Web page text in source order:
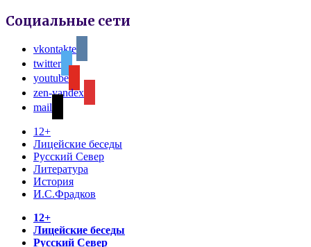
Социальные сети
vkontakte
twitter
youtube
zen-yandex
mail
12+
Лицейские беседы
Русский Север
Литература
История
И.С.Фрадков
12+
Лицейские беседы
Русский Север